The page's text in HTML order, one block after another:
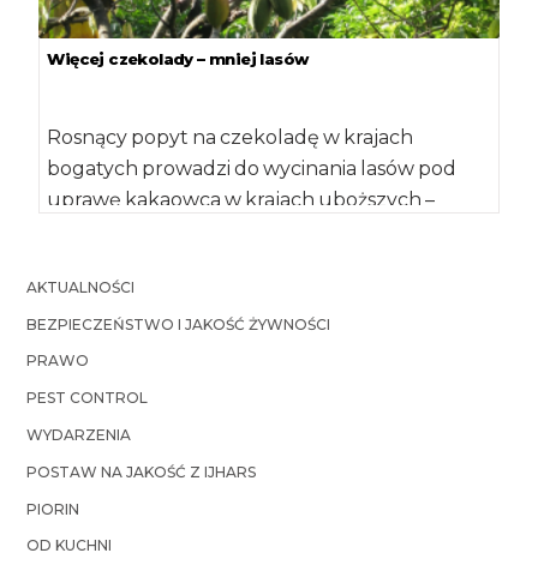
Więcej czekolady – mniej lasów
Rosnący popyt na czekoladę w krajach
bogatych prowadzi do wycinania lasów pod
uprawę kakaowca w krajach uboższych –
AKTUALNOŚCI
BEZPIECZEŃSTWO I JAKOŚĆ ŻYWNOŚCI
PRAWO
PEST CONTROL
WYDARZENIA
POSTAW NA JAKOŚĆ Z IJHARS
PIORIN
OD KUCHNI